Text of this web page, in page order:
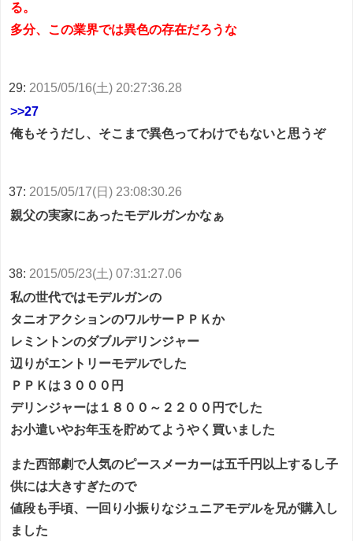
る。
多分、この業界では異色の存在だろうな
29: 2015/05/16(土) 20:27:36.28
>>27
俺もそうだし、そこまで異色ってわけでもないと思うぞ
37: 2015/05/17(日) 23:08:30.26
親父の実家にあったモデルガンかなぁ
38: 2015/05/23(土) 07:31:27.06
私の世代ではモデルガンの
タニオアクションのワルサーＰＰＫか
レミントンのダブルデリンジャー
辺りがエントリーモデルでした
ＰＰＫは３０００円
デリンジャーは１８００～２２００円でした
お小遣いやお年玉を貯めてようやく買いました
また西部劇で人気のピースメーカーは五千円以上するし子
供には大きすぎたので
値段も手頃、一回り小振りなジュニアモデルを兄が購入し
ました